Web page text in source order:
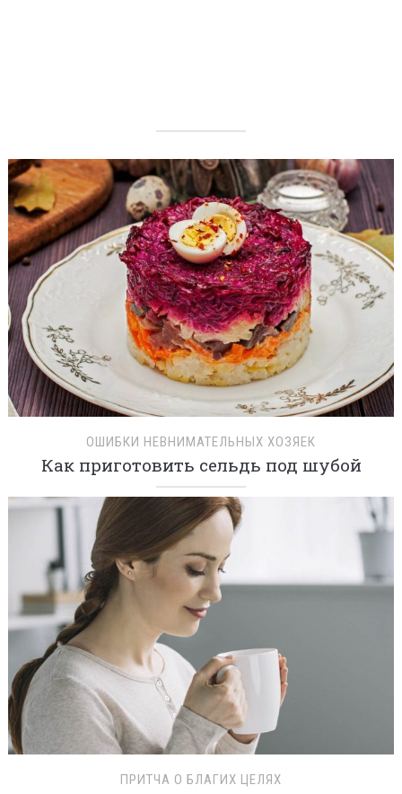
ОШИБКИ НЕВНИМАТЕЛЬНЫХ ХОЗЯЕК
Как приготовить сельдь под шубой
ПРИТЧА О БЛАГИХ ЦЕЛЯХ